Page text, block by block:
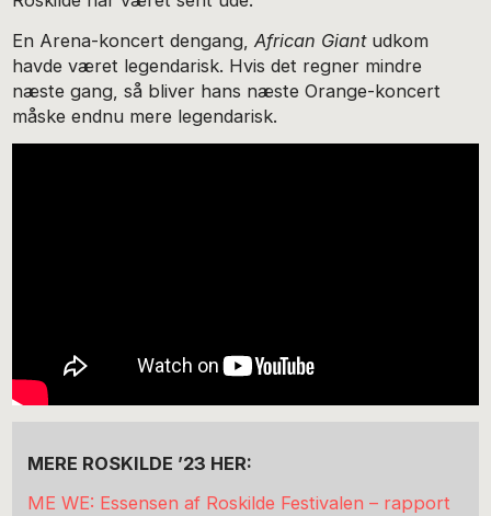
En Arena-koncert dengang,African Giantudkom
havde været legendarisk. Hvis det regner mindre
næste gang, så bliver hans næste Orange-koncert
måske endnu mere legendarisk.
MERE ROSKILDE ’23 HER:
ME WE: Essensen af Roskilde Festivalen – rapport